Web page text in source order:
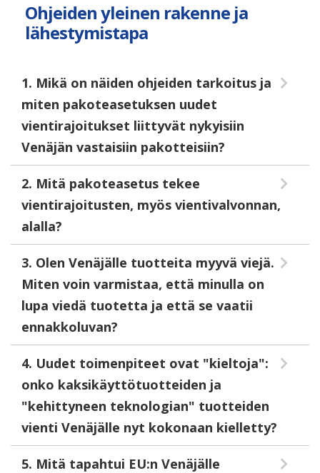
Ohjeiden yleinen rakenne ja
lähestymistapa
1. Mikä on näiden ohjeiden tarkoitus ja
miten pakoteasetuksen uudet
vientirajoitukset liittyvät nykyisiin
Venäjän vastaisiin pakotteisiin?
2. Mitä pakoteasetus tekee
vientirajoitusten, myös vientivalvonnan,
alalla?
3. Olen Venäjälle tuotteita myyvä viejä.
Miten voin varmistaa, että minulla on
lupa viedä tuotetta ja että se vaatii
ennakkoluvan?
4. Uudet toimenpiteet ovat "kieltoja":
onko kaksikäyttötuotteiden ja
"kehittyneen teknologian" tuotteiden
vienti Venäjälle nyt kokonaan kielletty?
5. Mitä tapahtui EU:n Venäjälle